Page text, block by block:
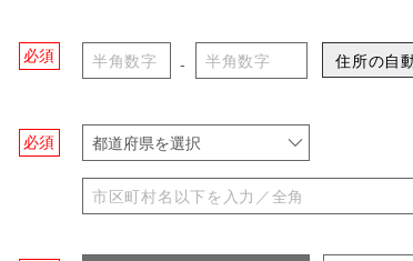
必須 - 住所の自
必須 都道府県を選択